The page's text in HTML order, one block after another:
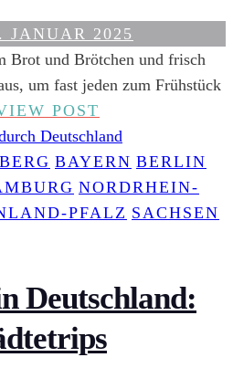
JANUAR 2025
Brot und Brötchen und frisch
um fast jeden zum Frühstück
POST
UND
BRUNCHEN
IN
BAYERN BERLIN
NORDRHEIN-
PFALZ SACHSEN
Deutschland: